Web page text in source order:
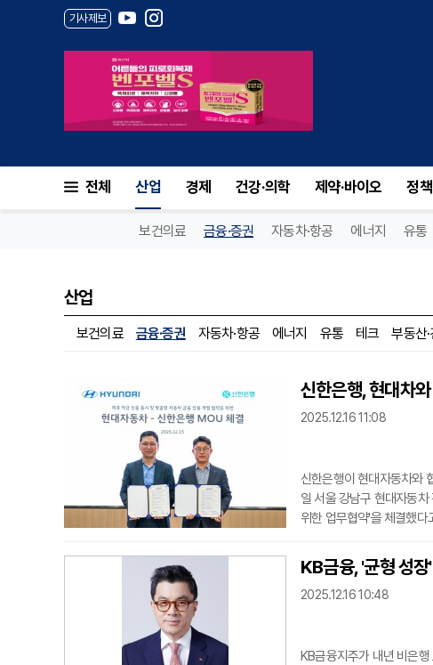
기사제보
전체 산업 경제 건강·의학 제약·바이오 정책
보건의료 금융·증권 자동차·항공 에너지 유통
산업
보건의료 금융·증권 자동차·항공 에너지 유통 테크 부동산
신한은행, 현대차
2025.12.16 11:08
신한은행이 현대자동차와
일 서울 강남구 현대자동
위한 업무협약'을 체결했
번 협약을 통해 제휴 적금
업, 제휴 자동차 금융 상품
특히 양
KB금융, '균형 성
2025.12.16 10:48
KB금융지주가 내년 비은